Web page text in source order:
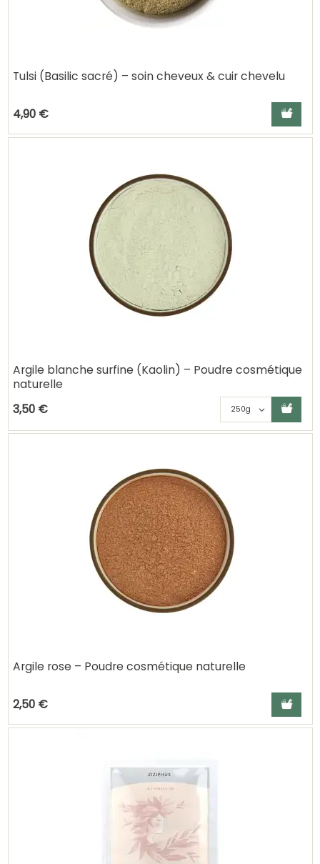
Tulsi (Basilic sacré) – soin cheveux & cuir chevelu
4,90 € Ajouter
Argile blanche surfine (Kaolin) – Poudre cosmétique
naturelle
3,50 €
Ajouter au panier
Argile rose – Poudre cosmétique naturelle
2,50 € Ajouter